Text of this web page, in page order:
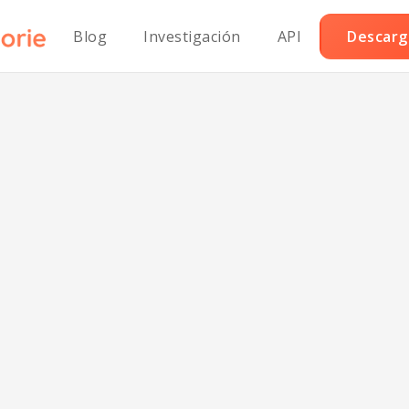
Blog Investigación API